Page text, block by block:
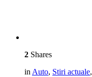
2 Shares
inAuto, Stiri actuale,